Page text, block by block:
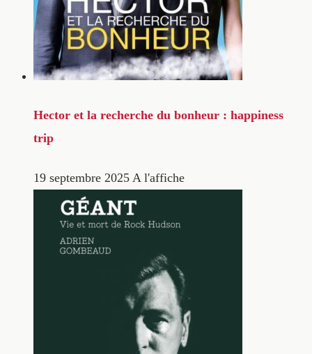
Hector et la recherche du bonheur : happiness
trip
19 septembre 2025 A l'affiche